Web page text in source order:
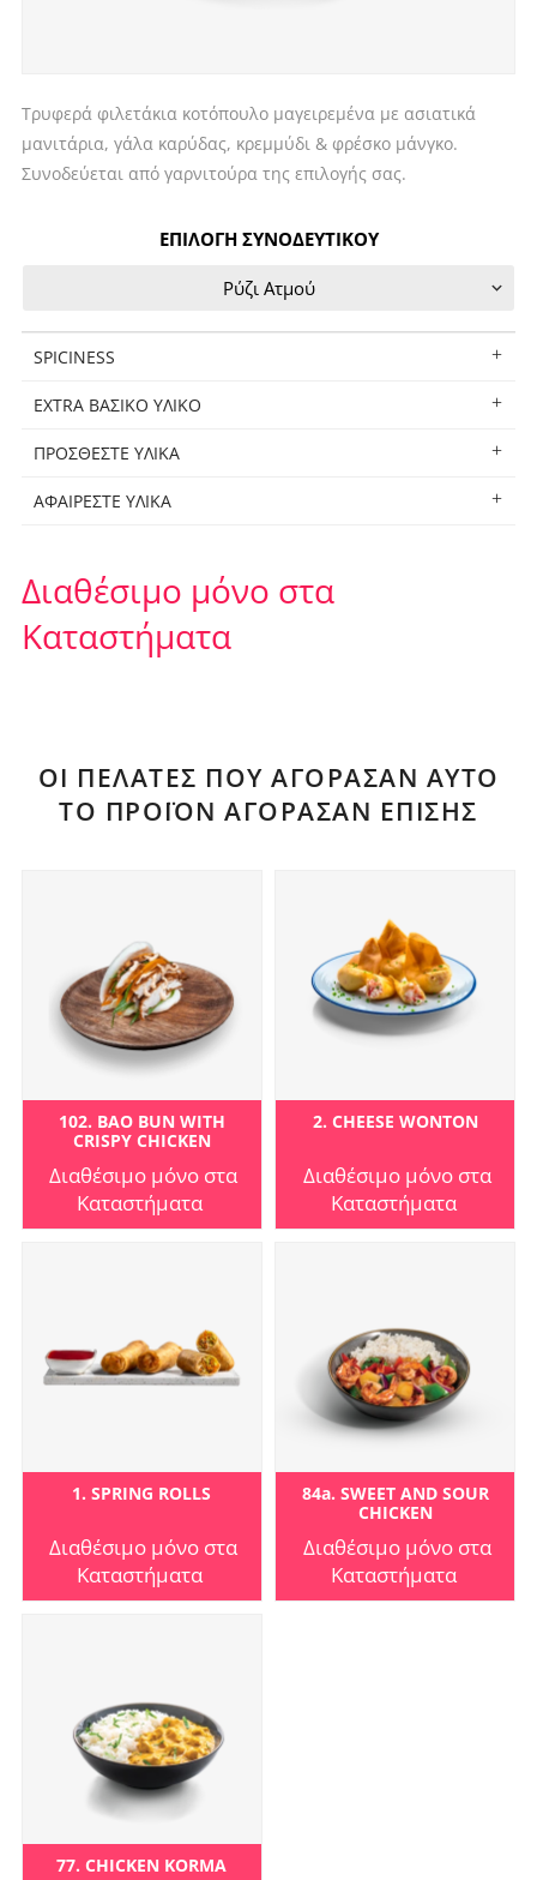
Τρυφερά φιλετάκια κοτόπουλο μαγειρεμένα με ασιατικά
μανιτάρια, γάλα καρύδας, κρεμμύδι & φρέσκο μάνγκο.
Συνοδεύεται από γαρνιτούρα της επιλογής σας.
ΕΠΙΛΟΓΗ ΣΥΝΟΔΕΥΤΙΚΟΥ
SPICINESS
EXTRA ΒΑΣΙΚΟ ΥΛΙΚΟ
ΠΡΟΣΘΕΣΤΕ ΥΛΙΚΑ
ΑΦΑΙΡΕΣΤΕ ΥΛΙΚΑ
Διαθέσιμο μόνο στα
Καταστήματα
ΟΙ ΠΕΛΆΤΕΣ ΠΟΥ ΑΓΌΡΑΣΑΝ ΑΥΤΌ
ΤΟ ΠΡΟΪΌΝ ΑΓΌΡΑΣΑΝ ΕΠΊΣΗΣ
102. BAO BUN WITH
CRISPY CHICKEN
Διαθέσιμο μόνο στα
Καταστήματα
2. CHEESE WONTON
Διαθέσιμο μόνο στα
Καταστήματα
1. SPRING ROLLS
Διαθέσιμο μόνο στα
Καταστήματα
84a. SWEET AND SOUR
CHICKEN
Διαθέσιμο μόνο στα
Καταστήματα
77. CHICKEN KORMA